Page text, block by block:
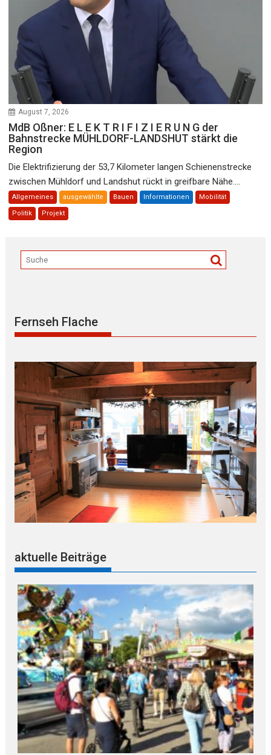
August 7, 2026
MdB Oßner: E L E K T R I F I Z I E R U N G der
Bahnstrecke MÜHLDORF-LANDSHUT stärkt die
Region
Die Elektrifizierung der 53,7 Kilometer langen Schienenstrecke
zwischen Mühldorf und Landshut rückt in greifbare Nähe....
Allgemeines ausgewählte Bauen Informationen Mobilität
Politik Projekt
Fernseh Flache
aktuelle Beiträge